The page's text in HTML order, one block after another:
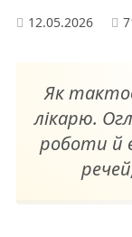
12.05.2026
Як
лікарю.
роботи й